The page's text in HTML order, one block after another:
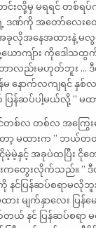
ာင်းလို့မှ မရရင် တစ်ရ
ဏ်ကို အတော်လေးတေ
လိုအနေအထားနဲ့ မလွ
ာကျ်ား ကိုဒေါသထွက်
သိတာလည်းမဟုတ်ဘူး …
မ နောက်လကျရင် နှစ်လ
ပြန်ဆပ်ပါ့မယ်လို့ ” မ
နင်တစ်လ တစ်လ အကြွ
မထားက ” ဘယ်တတ်
မဲ့နှင့် အခုပဲထပြီး
းကတွေးလိုက်သည်။ ” ဒီ
င်ပြန်ဆပ်စရာမလိုဘူး
ား မျက်နှာလေး ပြ
နင် ပြန်ဆပ်စရာ မ